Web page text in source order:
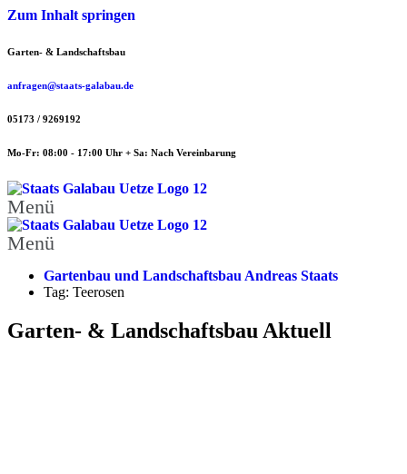
Zum Inhalt springen
Garten- & Landschaftsbau
anfragen@staats-galabau.de
05173 / 9269192
Mo-Fr: 08:00 - 17:00 Uhr + Sa: Nach Vereinbarung
Menü
Menü
Gartenbau und Landschaftsbau Andreas Staats
Tag: Teerosen
Garten- & Landschaftsbau Aktuell